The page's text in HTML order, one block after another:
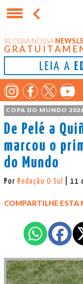
RECEBA NOSSA
LEIA A
COPA DO MUNDO
De Pelé a
marcou o
do Mundo
Por Redação O Sul | 11
COMPARTILHE ESTA